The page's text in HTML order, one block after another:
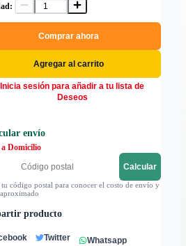
Comprar ahora
Agregar al carrito
Inicia sesión para añadir a tu lista de
Deseos
envío
a Domicilio
Calcular
tu código postal para conocer el costo de envío y
producto
Twitter Whatsapp